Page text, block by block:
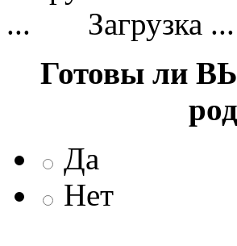
Загрузка ...
Готовы ли
Да
Нет